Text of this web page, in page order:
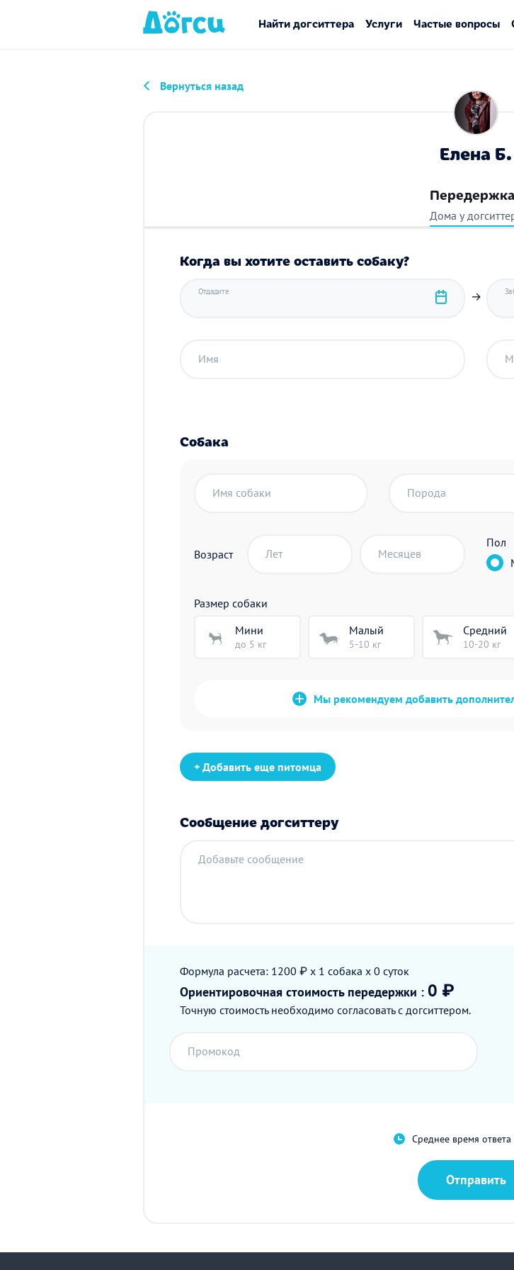
Найти догситтера Услуги Частые вопросы
Вернуться назад
Елена Б.
Передержка
Дома у
Когда вы хотите оставить собаку?
Отдадите
Имя
Собака
Имя собаки Порода
Возраст Лет Месяцев
Пол
Размер собаки
Мини
до 5 кг
Малый
5-10 кг
Средний
10-20 кг
Мы рекомендуем добавить
+ Добавить еще питомца
Сообщение догситтеру
Добавьте сообщение
Формула расчета: 1200 ₽ x 1 собака x 0 суток
Ориентировочная стоимость передержки : 0 ₽
Точную стоимость необходимо согласовать с догситтером.
Промокод
Среднее время
Отправить